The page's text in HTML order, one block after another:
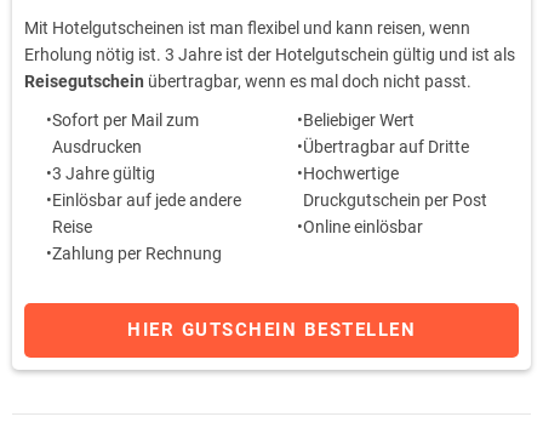
Mit Hotelgutscheinen ist man flexibel und kann reisen, wenn
Erholung nötig ist. 3 Jahre ist der Hotelgutschein gültig und ist als
Reisegutschein übertragbar, wenn es mal doch nicht passt.
Sofort per Mail zum
Ausdrucken
3 Jahre gültig
Einlösbar auf jede andere
Reise
Zahlung per Rechnung
Beliebiger Wert
Übertragbar auf Dritte
Hochwertige
Druckgutschein per Post
Online einlösbar
HIER GUTSCHEIN BESTELLEN